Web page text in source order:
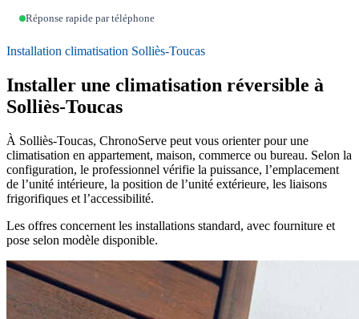
Réponse rapide par téléphone
Installation climatisation Solliès-Toucas
Installer une climatisation réversible à
Solliès-Toucas
À Solliès-Toucas, ChronoServe peut vous orienter pour une
climatisation en appartement, maison, commerce ou bureau. Selon la
configuration, le professionnel vérifie la puissance, l’emplacement
de l’unité intérieure, la position de l’unité extérieure, les liaisons
frigorifiques et l’accessibilité.
Les offres concernent les installations standard, avec fourniture et
pose selon modèle disponible.